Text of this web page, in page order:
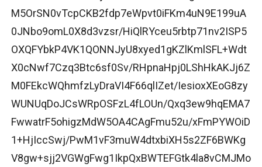
M5OrSN0vTcpCKB2fdp7eWpvt0iFKm4uN9E199uA
0JNbo9omL0X8d3vzsr/HiQlRYceu5rbtp71nv2ISP5
OXQFYbkP4VK1QONNJyU8xyed1gKZlKmlSFL+Wdt
X0cNwf7Czq3Btc6sf0Sv/RHpnaHpj0LShHkAKJj6Z
M0FEkcWQhmfzLyDraVI4F66qlIZet/IesioxXEoG8zy
WUNUqDoJCsWRpOSFzL4fLOUn/Qxq3ew9hqEMA7
FwwatrF5ohigzMdW5OA4CAgFmu52u/xFmPYWOiD
1+HjIccSwj/PwM1vF3muW4dtxbiXH5s2ZF6BWKg
V8gw+sjj2VGWgFwg1IkpQxBWTEFGtk4la8vCMJMo